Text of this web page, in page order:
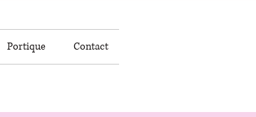
Portique Contact